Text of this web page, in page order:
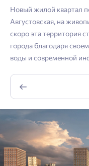
Email
Согласен
Новый жилой квартал
Августовская, на
скоро эта территория
города благодаря
воды и современной
Личный
Введите номер
Нажимая кнопку
Личный
Мы отправили
Выслать код повторно